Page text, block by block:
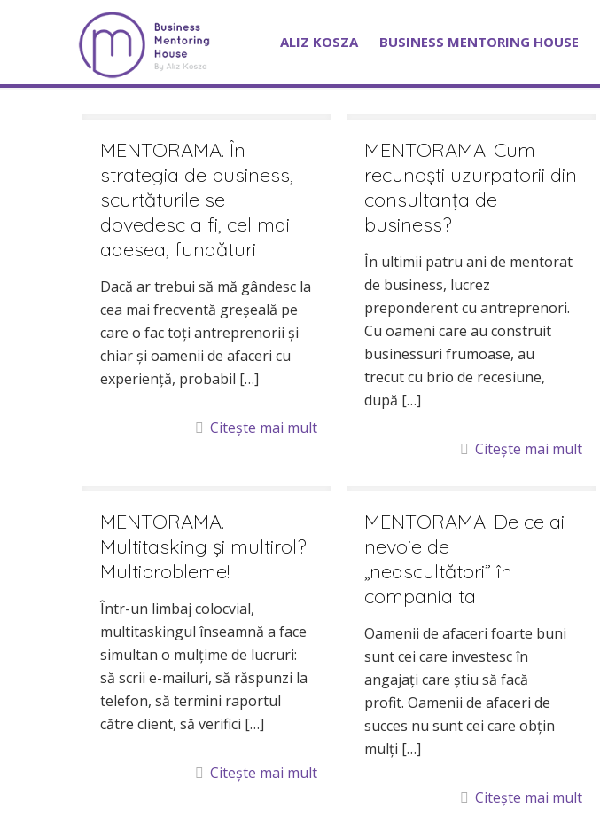
ALIZ KOSZA BUSINESS MENTORING HOUSE
MENTORAMA. În
strategia de business,
scurtăturile se
dovedesc a fi, cel mai
adesea, fundături
Dacă ar trebui să mă gândesc la
cea mai frecventă greșeală pe
care o fac toți antreprenorii și
chiar și oamenii de afaceri cu
experiență, probabil […]
Citește mai mult
MENTORAMA. Cum
recunoşti uzurpatorii din
consultanţa de
business?
În ultimii patru ani de mentorat
de business, lucrez
preponderent cu antreprenori.
Cu oameni care au construit
businessuri frumoase, au
trecut cu brio de recesiune,
după […]
Citește mai mult
MENTORAMA.
Multitasking și multirol?
Multiprobleme!
Într-un limbaj colocvial,
multitaskingul înseamnă a face
simultan o mulțime de lucruri:
să scrii e-mailuri, să răspunzi la
telefon, să termini raportul
către client, să verifici […]
Citește mai mult
MENTORAMA. De ce ai
nevoie de
„neascultători” în
compania ta
Oamenii de afaceri foarte buni
sunt cei care investesc în
angajați care știu să facă
profit. Oamenii de afaceri de
succes nu sunt cei care obțin
mulți […]
Citește mai mult